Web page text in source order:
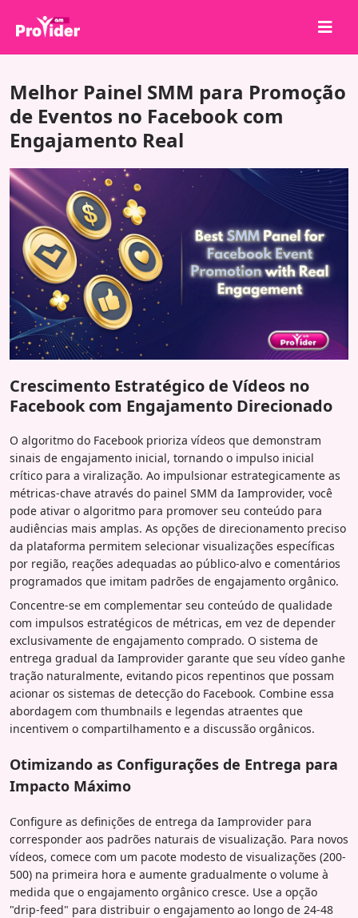
Sobre nós
Entrar
Cadastrar-se
Serviços
API
Termos
Blog
Melhor Painel SMM para Promoção
de Eventos no Facebook com
Engajamento Real
Crescimento Estratégico de Vídeos no
Facebook com Engajamento Direcionado
O algoritmo do Facebook prioriza vídeos que demonstram
sinais de engajamento inicial, tornando o impulso inicial
crítico para a viralização. Ao impulsionar estrategicamente as
métricas-chave através do painel SMM da Iamprovider, você
pode ativar o algoritmo para promover seu conteúdo para
audiências mais amplas. As opções de direcionamento preciso
da plataforma permitem selecionar visualizações específicas
por região, reações adequadas ao público-alvo e comentários
programados que imitam padrões de engajamento orgânico.
Concentre-se em complementar seu conteúdo de qualidade
com impulsos estratégicos de métricas, em vez de depender
exclusivamente de engajamento comprado. O sistema de
entrega gradual da Iamprovider garante que seu vídeo ganhe
tração naturalmente, evitando picos repentinos que possam
acionar os sistemas de detecção do Facebook. Combine essa
abordagem com thumbnails e legendas atraentes que
incentivem o compartilhamento e a discussão orgânicos.
Otimizando as Configurações de Entrega para
Impacto Máximo
Configure as definições de entrega da Iamprovider para
corresponder aos padrões naturais de visualização. Para novos
vídeos, comece com um pacote modesto de visualizações (200-
500) na primeira hora e aumente gradualmente o volume à
medida que o engajamento orgânico cresce. Use a opção
"drip-feed" para distribuir o engajamento ao longo de 24-48